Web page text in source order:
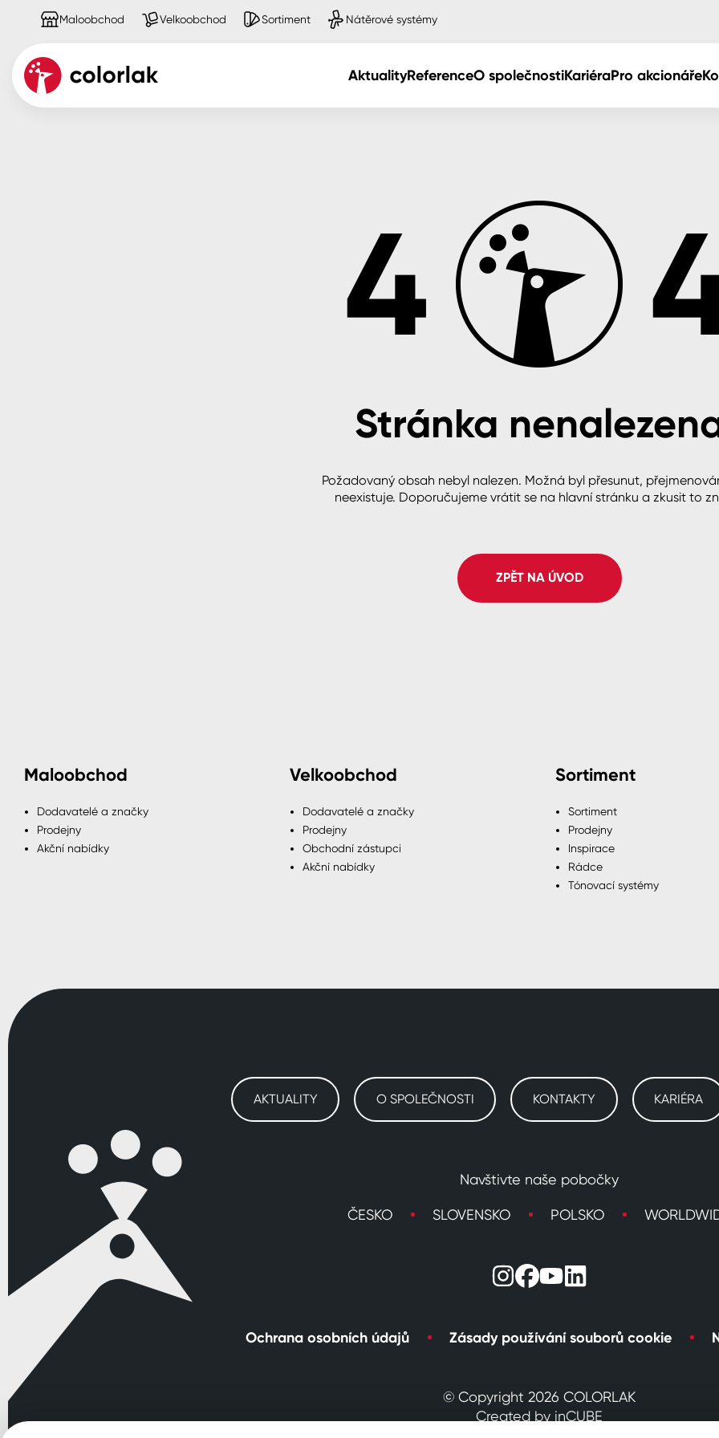
Maloobchod Velkoobchod Sortiment Nátěrové systémy
AktualityReferenceO společnostiKariéraPro akcionáře
Ředidla, tužidla, čističe, technickéStránka
Požadovaný obsah nebyl nalezen. Možná byl přesunut,
neexistuje. Doporučujeme vrátit se na hlavní stránku a zkusit to
ZPĚT NA ÚVOD
Maloobchod
Dodavatelé a značky
Prodejny
Akční nabídky
Velkoobchod
Dodavatelé a značky
Prodejny
Obchodní zástupci
Akční nabídky
Sortiment
Sortiment
Prodejny
Inspirace
Rádce
Tónovací systémy
AKTUALITY O SPOLEČNOSTI KONTAKTY KARIÉRA
Navštivte naše pobočky
ČESKO SLOVENSKO POLSKO
Ochrana osobních údajů Zásady používání souborů cookie
© Copyright 2026 COLORLAK
Created by inCUBE